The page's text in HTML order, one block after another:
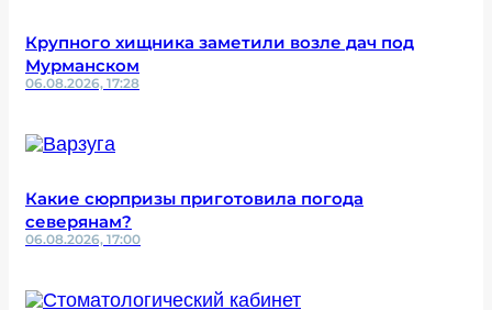
Крупного хищника заметили возле дач под
Мурманском
06.08.2026, 17:28
Какие сюрпризы приготовила погода
северянам?
06.08.2026, 17:00